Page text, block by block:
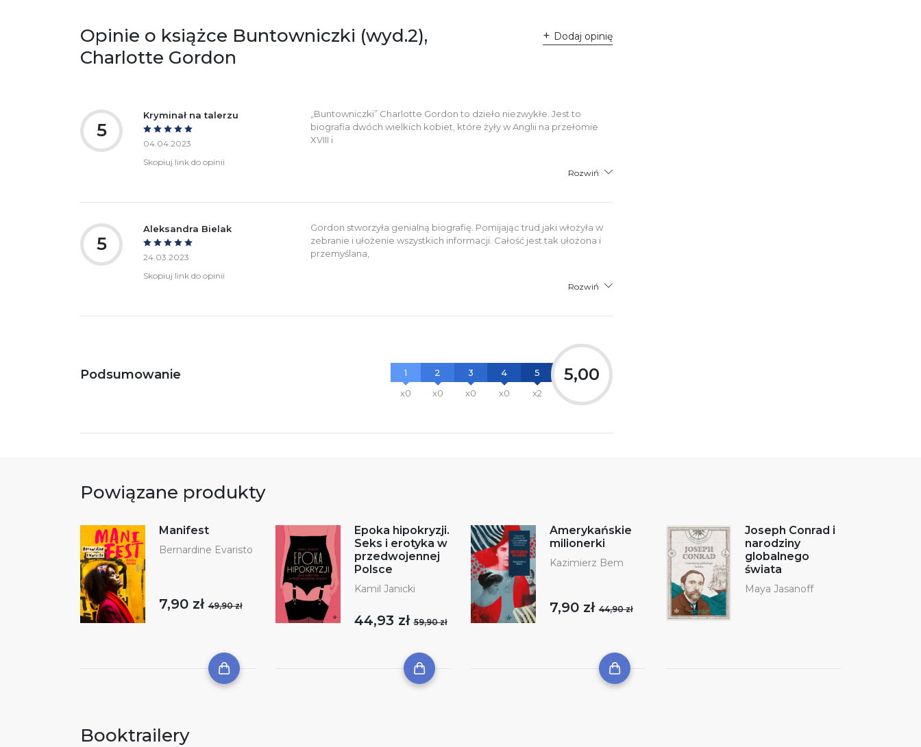
Ostrzeżenia oraz informacje dotyczące
bezpieczeństwa:
Załącznik PDF
Opinie o książce Buntowniczki (wyd.2),
Charlotte Gordon
Dodaj opinię
5
Kryminał na talerzu
04.04.2023
Skopiuj link do opinii
„Buntowniczki” Charlotte Gordon to dzieło niezwykłe. Jest to
biografia dwóch wielkich kobiet, które żyły w Anglii na przełomie
XVIII i
Rozwiń
5
Aleksandra Bielak
24.03.2023
Skopiuj link do opinii
Gordon stworzyła genialną biografię. Pomijając trud jaki włożyła w
zebranie i ułożenie wszystkich informacji. Całość jest tak ułożona i
przemyślana,
Rozwiń
Podsumowanie
1
x0
2
x0
3
x0
4
x0
5
x2
5,00
Powiązane produkty
Manifest
Bernardine Evaristo
7,90 zł49,90 zł
Epoka hipokryzji.
Seks i erotyka w
przedwojennej
Polsce
Kamil Janicki
44,93 zł59,90 zł
Amerykańskie
milionerki
Kazimierz Bem
7,90 zł44,90 zł
Joseph Conrad i
narodziny
globalnego
świata
Maya Jasanoff
Booktrailery